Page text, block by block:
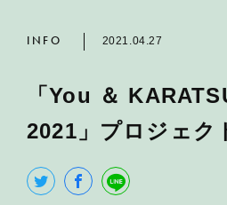
INFO 2021.04.27
「You ＆
2021」プロジェク